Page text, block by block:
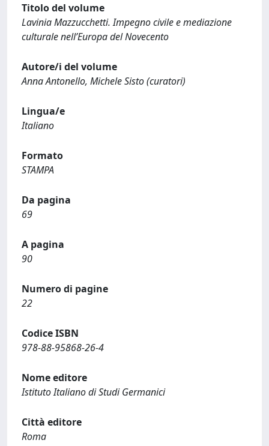
Titolo del volume
Lavinia Mazzucchetti. Impegno civile e mediazione
culturale nell’Europa del Novecento
Autore/i del volume
Anna Antonello, Michele Sisto (curatori)
Lingua/e
Italiano
Formato
STAMPA
Da pagina
69
A pagina
90
Numero di pagine
22
Codice ISBN
978-88-95868-26-4
Nome editore
Istituto Italiano di Studi Germanici
Città editore
Roma